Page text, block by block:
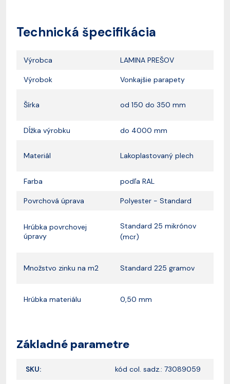
Technická špecifikácia
Výrobca LAMINA PREŠOV
Výrobok Vonkajšie parapety
Šírka od 150 do 350 mm
Dĺžka výrobku do 4000 mm
Materiál Lakoplastovaný plech
Farba podľa RAL
Povrchová úprava Polyester - Standard
Hrúbka povrchovej
úpravy
Standard 25 mikrónov
(mcr)
Množstvo zinku na m2 Standard 225 gramov
Hrúbka materiálu 0,50 mm
Základné parametre
SKU: kód col. sadz.: 73089059